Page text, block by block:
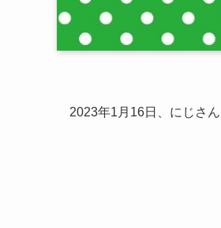
2023年1月16日、にじさ